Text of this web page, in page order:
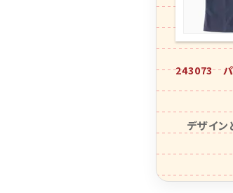
243073 パ
デザイン